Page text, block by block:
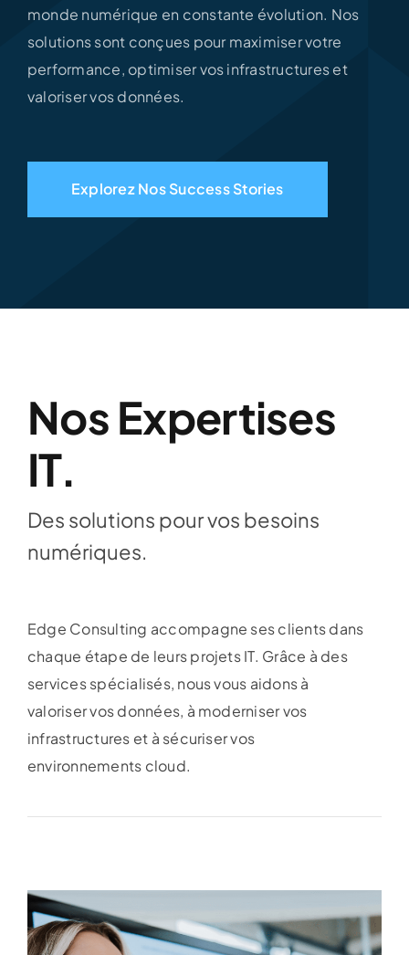
monde numérique en constante évolution. Nos
solutions sont conçues pour maximiser votre
performance, optimiser vos infrastructures et
valoriser vos données.
Explorez Nos Success Stories
Nos Expertises
IT.
Des solutions pour vos besoins
numériques.
Edge Consulting accompagne ses clients dans
chaque étape de leurs projets IT. Grâce à des
services spécialisés, nous vous aidons à
valoriser vos données, à moderniser vos
infrastructures et à sécuriser vos
environnements cloud.